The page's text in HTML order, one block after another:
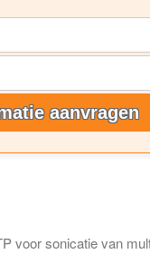
aanvragen
voor sonicatie van